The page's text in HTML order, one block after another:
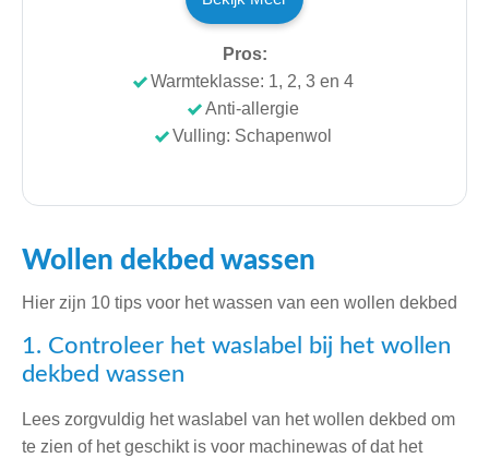
Pros:
Warmteklasse: 1, 2, 3 en 4
Anti-allergie
Vulling: Schapenwol
Wollen dekbed wassen
Hier zijn 10 tips voor het wassen van een wollen dekbed
1. Controleer het waslabel bij het wollen
dekbed wassen
Lees zorgvuldig het waslabel van het wollen dekbed om
te zien of het geschikt is voor machinewas of dat het